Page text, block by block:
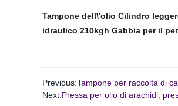
Tampone dell\'olio Cilindro
idraulico 210kgh Gabbia per il
Previous:Tampone per raccolta di
Next:Pressa per olio di arachidi,